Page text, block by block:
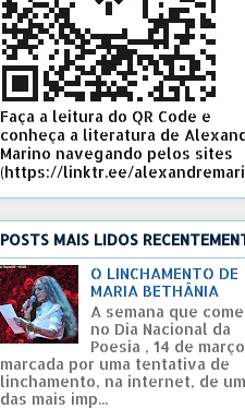
Faça a leitura do QR Code e
conheça a literatura de
Marino navegando pelos sites
(https://linktr.ee/
POSTS MAIS LIDOS
O LINCHAMENTO DE
MARIA BETHÂNIA
A semana que
no Dia Nacional da
Poesia , 14 de
marcada por uma tentativa de
linchamento, na internet, de
das mais imp...